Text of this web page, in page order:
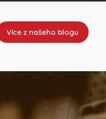
Více z našeho blogu